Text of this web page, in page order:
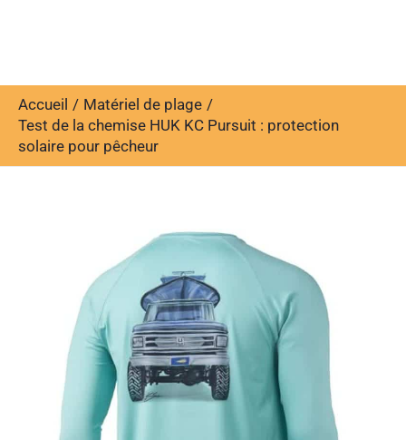
Accueil
Matériel de plage
Test de la chemise HUK KC Pursuit : protection
solaire pour pêcheur